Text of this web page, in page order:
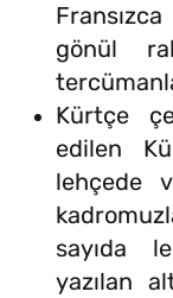
gönül
Kürtçe
edilen
lehçede
sayıda
yazılan